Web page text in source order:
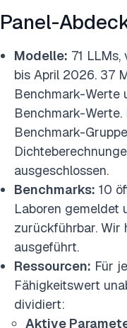
Panel-
Modelle: 71
bis April 2026. 37
Benchmark-
Benchmark-
Benchmark-
ausgeschlossen.
Benchmarks: 10
Laboren gemeldet
zurückführbar. Wir
ausgeführt.
Ressourcen: Für
Fähigkeitswert
dividiert:
Aktive